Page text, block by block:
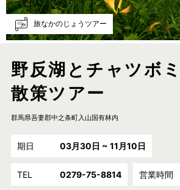
旅なかのじょうツアー
野反湖とチャツボ
散策ツアー
群馬県吾妻郡中之条町入山国有林内
期日 03月30日 ~ 11月10日
TEL 0279-75-8814 営業時間